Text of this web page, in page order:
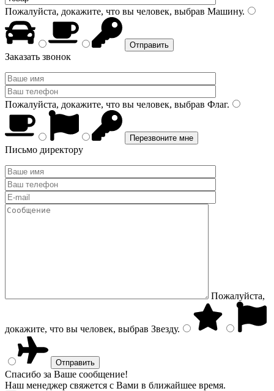
Пожалуйста, докажите, что вы человек, выбрав Машину.
Заказать звонок
Пожалуйста, докажите, что вы человек, выбрав Флаг.
Письмо директору
Пожалуйста,
докажите, что вы человек, выбрав Звезду.
Спасибо за Ваше сообщение!
Наш менеджер свяжется с Вами в ближайшее время.